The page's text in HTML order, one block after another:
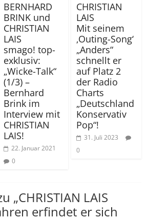
BERNHARD
BRINK und
CHRISTIAN
LAIS
smago! top-
exklusiv:
„Wicke-Talk“
(1/3) –
Bernhard
Brink im
Interview mit
CHRISTIAN
LAIS!
22. Januar 2021
0
CHRISTIAN
LAIS
Mit seinem
‚Outing-Song‘
„Anders“
schnellt er
auf Platz 2
der Radio
Charts
„Deutschland
Konservativ
Pop“!
31. Juli 2023
0
„CHRISTIAN LAIS
erfindet er sich